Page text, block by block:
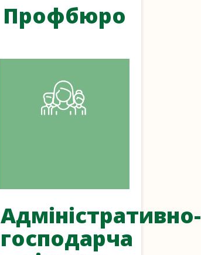
Профбюро
Адміністративно-
господарча